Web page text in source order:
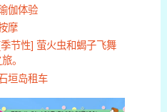
伽体验
摩
节性] 萤火虫和蝎子飞舞
。
垣岛租车